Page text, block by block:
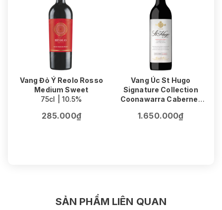
Vang Đỏ Ý Reolo Rosso
Medium Sweet
75cl | 10.5%
285.000₫
Vang Úc St Hugo
Signature Collection
Coonawarra Cabernet
75cl | 14.5%
1.650.000₫
SẢN PHẨM LIÊN QUAN